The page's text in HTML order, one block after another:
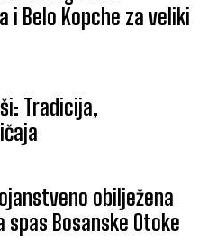
i Belo Kopche za veliki
Tradicija,
obilježena
Bosanske Otoke